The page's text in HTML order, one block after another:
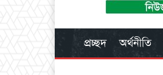
প্রচ্ছদ অর্থনীতি